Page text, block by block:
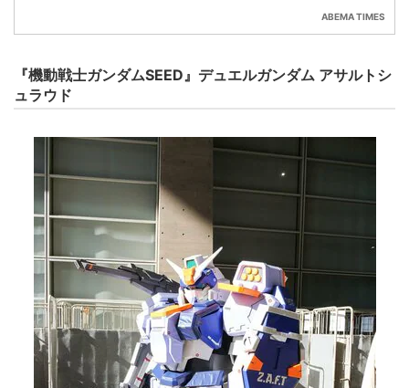
ABEMA TIMES
『機動戦士ガンダムSEED』デュエルガンダム アサルトシ
ュラウド